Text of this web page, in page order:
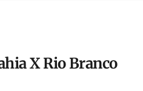
X Rio Branco